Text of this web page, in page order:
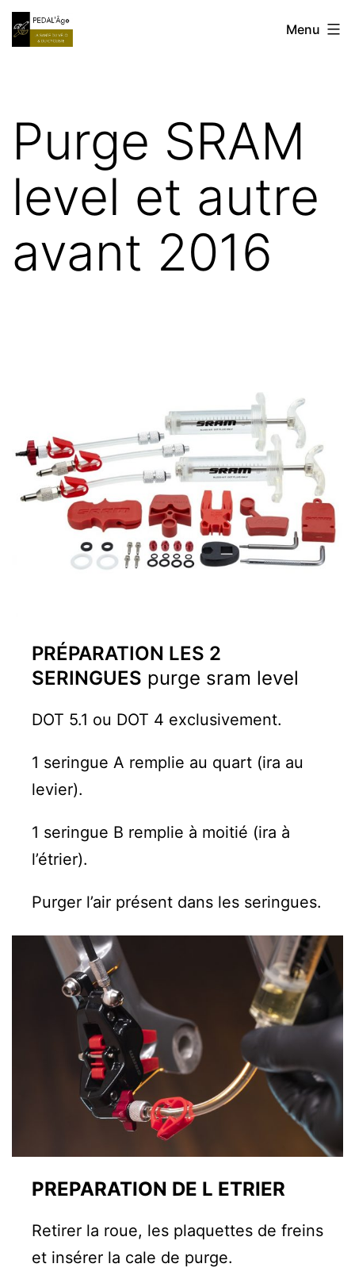
Aller
auRéparation
MARSEILLE
ALLAUCH
AUBAGNE
Menu
Purge SRAM
level et autre
avant 2016
PRÉPARATION LES 2
SERINGUES purge sram level
DOT 5.1 ou DOT 4 exclusivement.
1 seringue A remplie au quart (ira au
levier).
1 seringue B remplie à moitié (ira à
l’étrier).
Purger l’air présent dans les seringues.
PREPARATION DE L ETRIER
Retirer la roue, les plaquettes de freins
et insérer la cale de purge.